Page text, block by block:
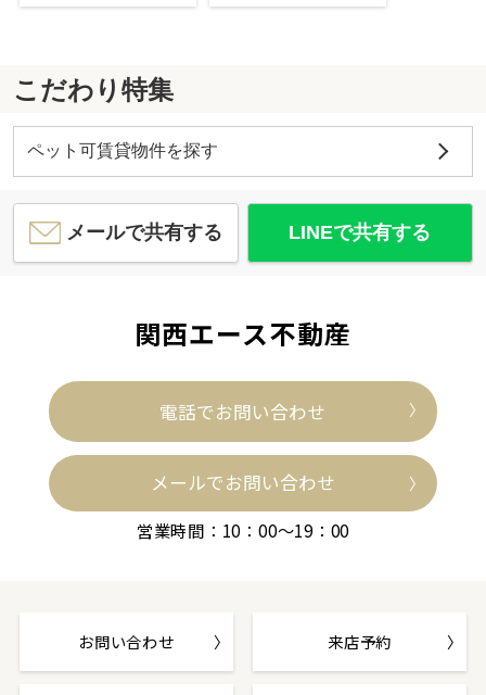
こだわり特集
ペット可賃貸物件を探す
メールで共有する LINEで共有する
関西エース不動産
電話でお問い合わせ
メールでお問い合わせ
営業時間：10：00～19：00
お問い合わせ 来店予約